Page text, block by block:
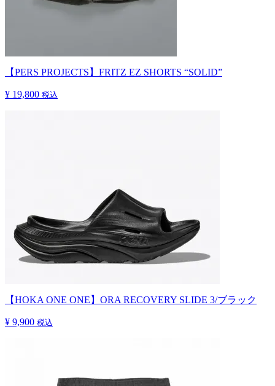
【PERS PROJECTS】FRITZ EZ SHORTS “SOLID”
¥ 19,800 税込
【HOKA ONE ONE】ORA RECOVERY SLIDE 3/ブラック
¥ 9,900 税込